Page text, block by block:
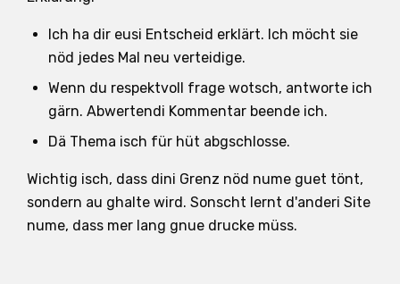
Ich ha dir eusi Entscheid erklärt. Ich möcht sie
nöd jedes Mal neu verteidige.
Wenn du respektvoll frage wotsch, antworte ich
gärn. Abwertendi Kommentar beende ich.
Dä Thema isch für hüt abgschlosse.
Wichtig isch, dass dini Grenz nöd nume guet tönt,
sondern au ghalte wird. Sonscht lernt d'anderi Site
nume, dass mer lang gnue drucke müss.